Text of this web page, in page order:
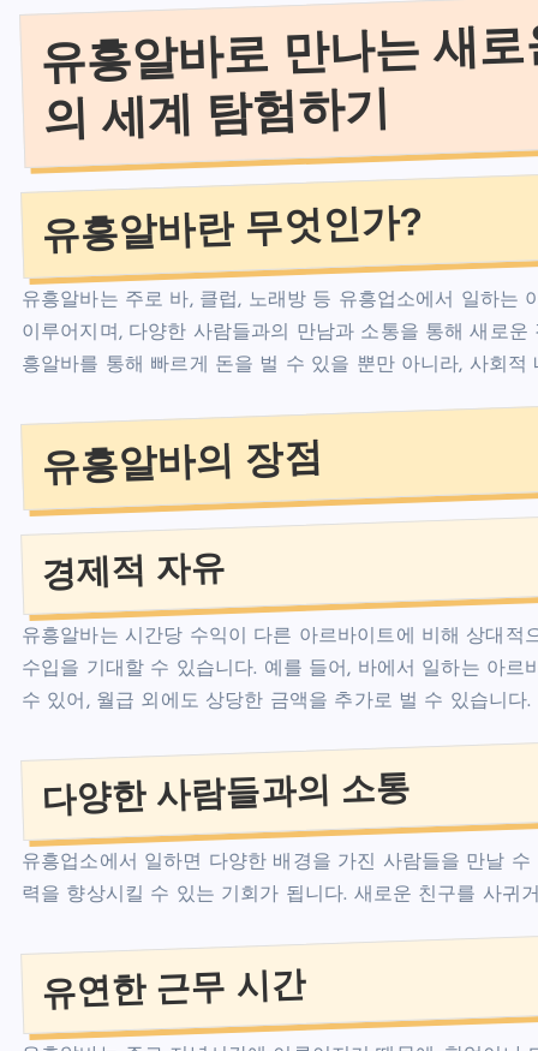
유흥알바로 만나는 새
의 세계 탐험하기
유흥알바란 무엇인가?
유흥알바는 주로 바, 클럽, 노래방 등 유흥업소에서 일하는
이루어지며, 다양한 사람들과의 만남과 소통을 통해 새로
흥알바를 통해 빠르게 돈을 벌 수 있을 뿐만 아니라, 사회
유흥알바의 장점
경제적 자유
유흥알바는 시간당 수익이 다른 아르바이트에 비해 상대
수입을 기대할 수 있습니다. 예를 들어, 바에서 일하는 아
수 있어, 월급 외에도 상당한 금액을 추가로 벌 수 있습니다.
다양한 사람들과의 소통
유흥업소에서 일하면 다양한 배경을 가진 사람들을 만날
력을 향상시킬 수 있는 기회가 됩니다. 새로운 친구를 사귀
유연한 근무 시간